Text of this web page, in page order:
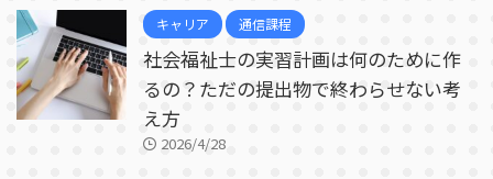
キャリア 通信課程
社会福祉士の実習計画は何のために作
るの？ただの提出物で終わらせない考
え方
2026/4/28